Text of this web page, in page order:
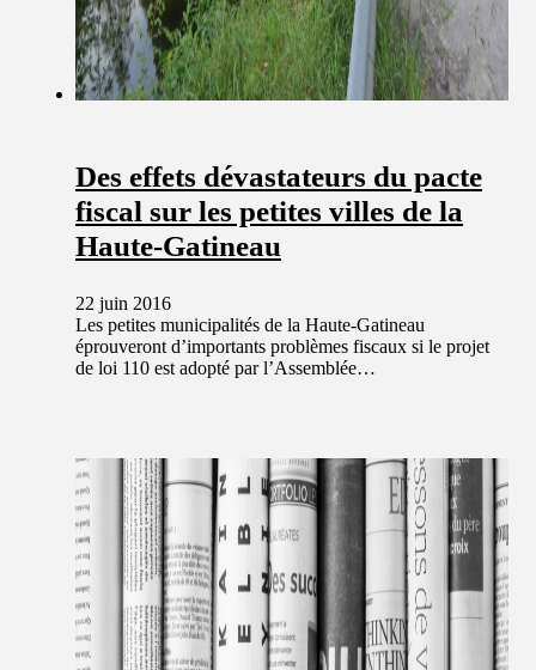
Des effets dévastateurs du pacte
fiscal sur les petites villes de la
Haute-Gatineau
22 juin 2016
Les petites municipalités de la Haute-Gatineau
éprouveront d’importants problèmes fiscaux si le projet
de loi 110 est adopté par l’Assemblée…